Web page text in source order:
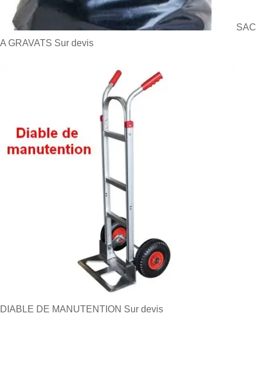
SAC
A GRAVATS Sur devis
DIABLE DE MANUTENTION Sur devis